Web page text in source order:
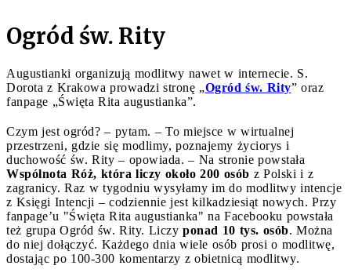
Ogród św. Rity
Augustianki organizują modlitwy nawet w internecie. S.
Dorota z Krakowa prowadzi stronę „Ogród św. Rity” oraz
fanpage „Święta Rita augustianka”.
Czym jest ogród? – pytam. – To miejsce w wirtualnej
przestrzeni, gdzie się modlimy, poznajemy życiorys i
duchowość św. Rity – opowiada. – Na stronie powstała
Wspólnota Róż, która liczy około 200 osób z Polski i z
zagranicy. Raz w tygodniu wysyłamy im do modlitwy intencje
z Księgi Intencji – codziennie jest kilkadziesiąt nowych. Przy
fanpage’u "Święta Rita augustianka" na Facebooku powstała
też grupa Ogród św. Rity. Liczy ponad 10 tys. osób. Można
do niej dołączyć. Każdego dnia wiele osób prosi o modlitwę,
dostając po 100-300 komentarzy z obietnicą modlitwy.